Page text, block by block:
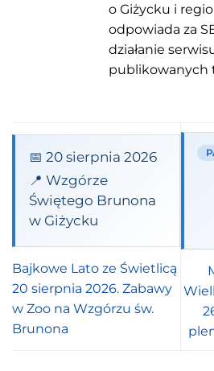
o Giżycku i
odpowiada za
działanie
publikowanych
📅 20 sierpnia 2026
📍 Wzgórze
Świętego Brunona
w Giżycku
Bajkowe Lato ze Świetlicą
20 sierpnia 2026. Zabawy
w Zoo na Wzgórzu św.
Brunona